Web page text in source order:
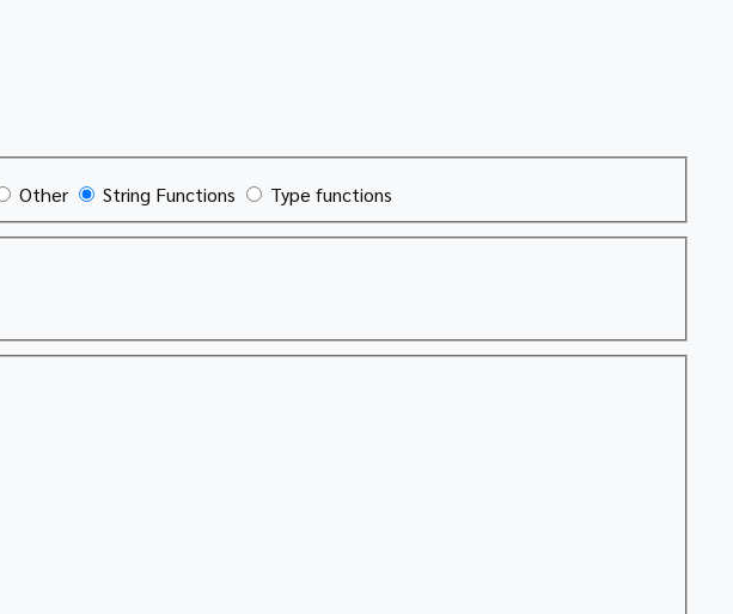
Other String Functions
Type functions